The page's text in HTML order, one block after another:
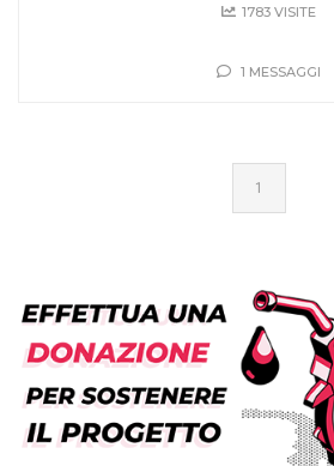
1783 VISITE
1 MESSAGGI
1